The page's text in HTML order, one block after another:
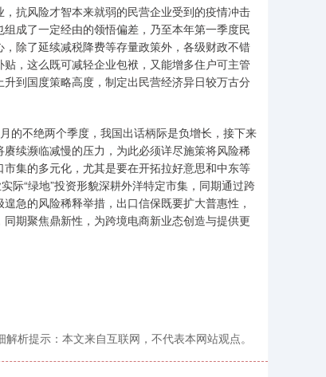
抗风险才智本来就弱的民营企业受到的疫情冲击
成了一定经由的领悟偏差，乃至本年第一季度民
除了延续减税降费等存量政策外，各级财政不错
，这么既可减轻企业包袱，又能增多住户可主管
到国度策略高度，制定出民营经济异日较万古分
的不绝两个季度，我国出话柄际是负增长，接下来
续濒临减慢的压力，为此必须详尽施策将风险稀
集的多元化，尤其是要在开拓拉好意思和中东等
际“绿地”投资形貌深耕外洋特定市集，同期通过跨
急的风险稀释举措，出口信保既要扩大普惠性，
期聚焦鼎新性，为跨境电商新业态创造与提供更
析提示：本文来自互联网，不代表本网站观点。